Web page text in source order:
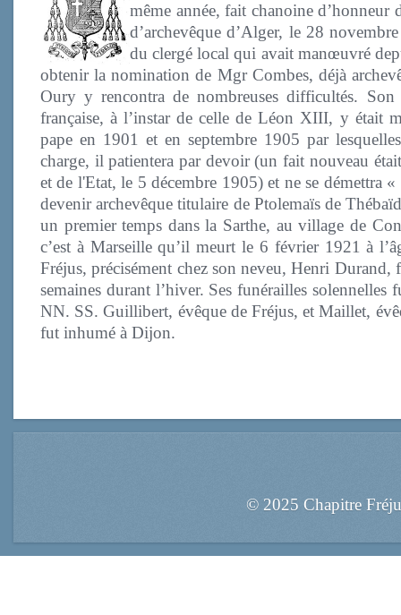
même année, fait chanoine
d’archevêque d’Alger, le 28
du clergé local qui avait manœuvré
obtenir la nomination de Mgr Combes, déjà
Oury y rencontra de nombreuses difficultés.
française, à l’instar de celle de Léon XIII, y était
pape en 1901 et en septembre 1905 par
charge, il patientera par devoir (un fait nouveau
et de l'Etat, le 5 décembre 1905) et ne se démettra
devenir archevêque titulaire de Ptolemaïs de
un premier temps dans la Sarthe, au village de
c’est à Marseille qu’il meurt le 6 février 1921 à
Fréjus, précisément chez son neveu, Henri Durand,
semaines durant l’hiver. Ses funérailles
NN. SS. Guillibert, évêque de Fréjus, et Maillet,
fut inhumé à Dijon.
© 2025 Chapitre